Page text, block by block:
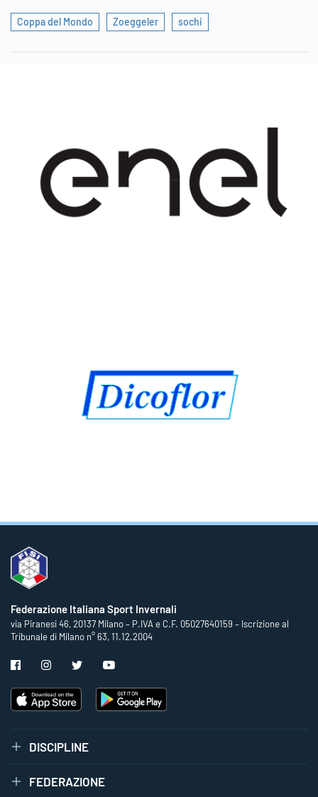
Coppa del Mondo Zoeggeler sochi
Federazione Italiana Sport Invernali
via Piranesi 46, 20137 Milano – P.IVA e C.F. 05027640159 – Iscrizione al
Tribunale di Milano n° 63, 11.12.2004
DISCIPLINE
FEDERAZIONE